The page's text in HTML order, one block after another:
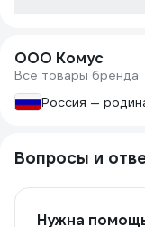
ООО Комус
Все товары бренда
Россия —
Вопросы и
Нужна